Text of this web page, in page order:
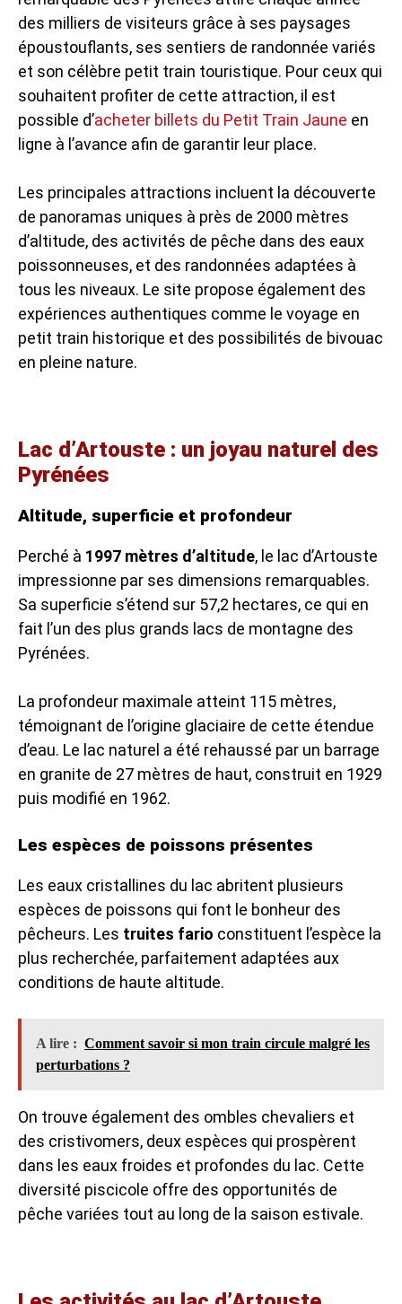
des milliers de visiteurs grâce à ses paysages
époustouflants, ses sentiers de randonnée variés
et son célèbre petit train touristique. Pour ceux qui
souhaitent profiter de cette attraction, il est
possible d’acheter billets du Petit Train Jaune en
ligne à l’avance afin de garantir leur place.
Les principales attractions incluent la découverte
de panoramas uniques à près de 2000 mètres
d’altitude, des activités de pêche dans des eaux
poissonneuses, et des randonnées adaptées à
tous les niveaux. Le site propose également des
expériences authentiques comme le voyage en
petit train historique et des possibilités de bivouac
en pleine nature.
Lac d’Artouste : un joyau naturel des
Pyrénées
Altitude, superficie et profondeur
Perché à 1997 mètres d’altitude, le lac d’Artouste
impressionne par ses dimensions remarquables.
Sa superficie s’étend sur 57,2 hectares, ce qui en
fait l’un des plus grands lacs de montagne des
Pyrénées.
La profondeur maximale atteint 115 mètres,
témoignant de l’origine glaciaire de cette étendue
d’eau. Le lac naturel a été rehaussé par un barrage
en granite de 27 mètres de haut, construit en 1929
puis modifié en 1962.
Les espèces de poissons présentes
Les eaux cristallines du lac abritent plusieurs
espèces de poissons qui font le bonheur des
pêcheurs. Les truites fario constituent l’espèce la
plus recherchée, parfaitement adaptées aux
conditions de haute altitude.
A lire : Comment savoir si mon train circule malgré les
perturbations ?
On trouve également des ombles chevaliers et
des cristivomers, deux espèces qui prospèrent
dans les eaux froides et profondes du lac. Cette
diversité piscicole offre des opportunités de
pêche variées tout au long de la saison estivale.